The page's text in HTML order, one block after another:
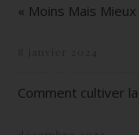
« Moins Mais
Comment cultiver